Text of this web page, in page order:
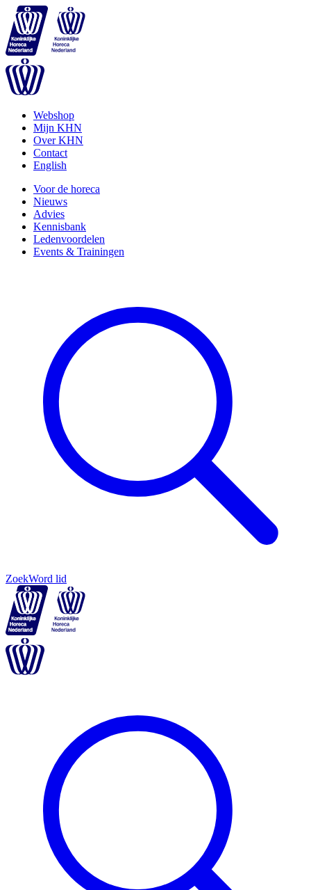
Webshop
Mijn KHN
Over KHN
Contact
English
Voor de horeca
Nieuws
Advies
Kennisbank
Ledenvoordelen
Events & Trainingen
ZoekWord lid